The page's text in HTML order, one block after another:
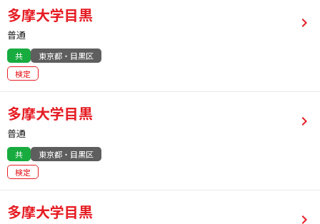
多摩大学目黒
普通
共
東京都・目黒区
検定
多摩大学目黒
普通
共
東京都・目黒区
検定
多摩大学目黒